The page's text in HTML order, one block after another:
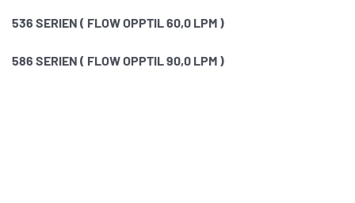
536 SERIEN ( FLOW OPPTIL 60,0 LPM )
586 SERIEN ( FLOW OPPTIL 90,0 LPM )